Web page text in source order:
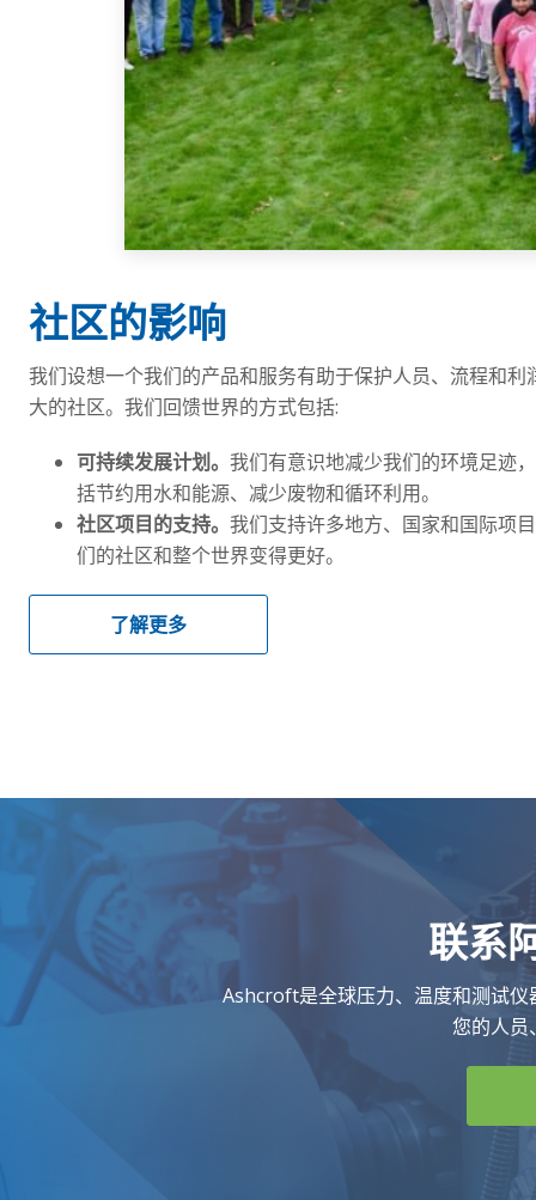
社区的影响
我们设想一个我们的产品和服务有助于保护人员、流程和
大的社区。我们回馈世界的方式包括:
可持续发展计划。我们有意识地减少我们的环境足迹
括节约用水和能源、减少废物和循环利用。
社区项目的支持。我们支持许多地方、国家和国际项
们的社区和整个世界变得更好。
了解更多
联系
Ashcroft是全球压力、温度和测试
您的人员